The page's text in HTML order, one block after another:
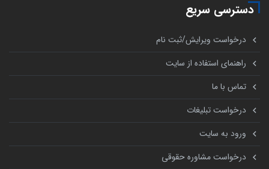
دسترسی سریع
درخواست ویرایش/ثبت نام
راهنمای استفاده از سایت
تماس با ما
درخواست تبلیغات
ورود به سایت
درخواست مشاوره حقوقی